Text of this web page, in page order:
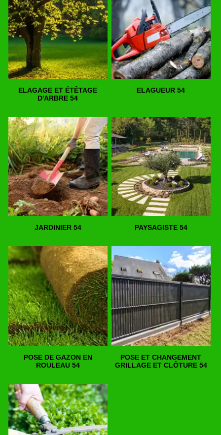
ELAGAGE ET ÉTÊTAGE
D'ARBRE 54
ELAGUEUR 54
JARDINIER 54 PAYSAGISTE 54
POSE DE GAZON EN
ROULEAU 54
POSE ET CHANGEMENT
GRILLAGE ET CLÔTURE 54